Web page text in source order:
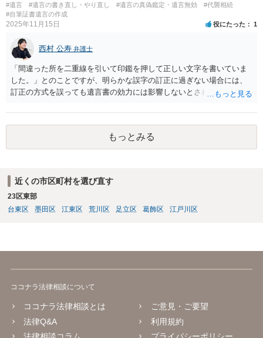
#遺言 #遺言の書き直し・やり直し #遺言の真偽鑑定・遺言無効
#代襲相続
#自筆証書遺言の作成
2025年11月15日 役にたった 1
西村 公寿 弁護士
「間違った所を二重線を引いて印鑑を押して正しい文字を書いていま
した。」とのことですが、明らかな誤字の訂正に過ぎない場合には、
訂正の方式を誤っても遺言書の効力には影響しないとされているよう
もっとみる
近くの市区町村を選び直す
23区東部
台東区
墨田区 江東区 荒川区 足立区 葛飾区 江戸川区
ココナラ法律相談について
ココナラ法律相談とは
法律Q&A
ご意見・ご要望
利用規約